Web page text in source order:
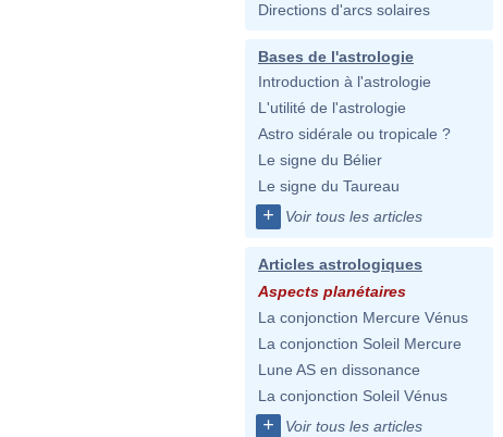
Directions d'arcs solaires
Bases de l'astrologie
Introduction à l'astrologie
L'utilité de l'astrologie
Astro sidérale ou tropicale ?
Le signe du Bélier
Le signe du Taureau
+ Voir tous les articles
Articles astrologiques
Aspects planétaires
La conjonction Mercure Vénus
La conjonction Soleil Mercure
Lune AS en dissonance
La conjonction Soleil Vénus
+ Voir tous les articles